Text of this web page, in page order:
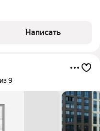
с ланшафтным
Написать
9